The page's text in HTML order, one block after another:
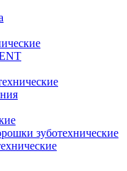
зуботехнические